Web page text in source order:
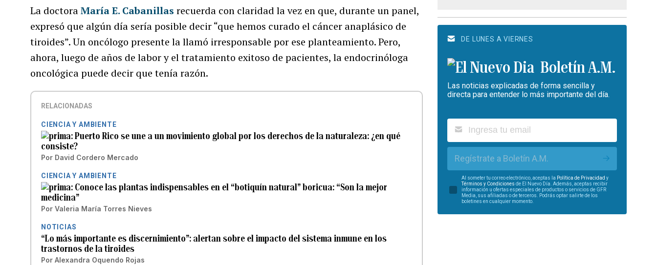
La doctoraMaría E. Cabanillas recuerda con claridad la vez en que, durante un panel,
expresó que algún día sería posible decir “que hemos curado el cáncer anaplásico de
tiroides”. Un oncólogo presente la llamó irresponsable por ese planteamiento. Pero,
ahora, luego de años de labor y el tratamiento exitoso de pacientes, la endocrinóloga
oncológica puede decir que tenía razón.
RELACIONADAS
CIENCIA Y AMBIENTE
Puerto Rico se une a un movimiento global por los derechos de la naturaleza: ¿en qué
consiste?
Por David Cordero Mercado
CIENCIA Y AMBIENTE
Conoce las plantas indispensables en el “botiquín natural” boricua: “Son la mejor
medicina”
Por Valeria María Torres Nieves
NOTICIAS
“Lo más importante es discernimiento”: alertan sobre el impacto del sistema inmune en los
trastornos de la tiroides
Por Alexandra Oquendo Rojas
DE LUNES A VIERNES
Boletín A.M.
Las noticias explicadas de forma sencilla y
directa para entender lo más importante del día.
Regístrate a Boletín A.M.
Al someter tu correo electrónico, aceptas la Política de Privacidad y
Términos y Condiciones de El Nuevo Día. Además, aceptas recibir
información u ofertas especiales de productos o servicios de GFR
Media, sus afiliadas o de terceros. Podrás optar salirte de los
boletines en cualquier momento.